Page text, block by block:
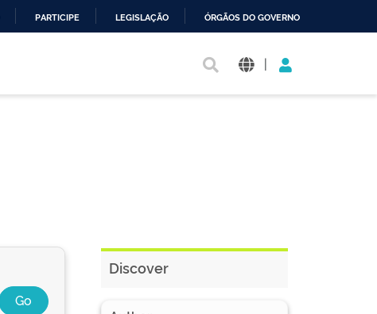
PARTICIPE LEGISLAÇÃO ÓRGÃOS DO GOVERNO
|
Discover